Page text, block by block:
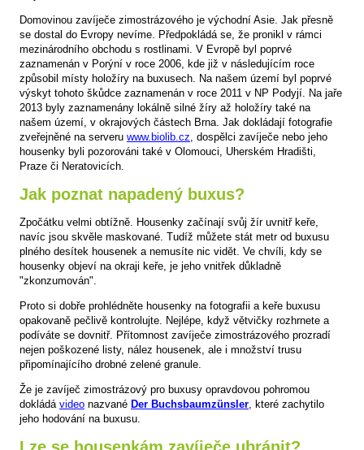
Domovinou zavíječe zimostrázového je východní Asie. Jak přesně
se dostal do Evropy nevíme. Předpokládá se, že pronikl v rámci
mezinárodního obchodu s rostlinami. V Evropě byl poprvé
zaznamenán v Porýní v roce 2006, kde již v následujícím roce
způsobil místy holožíry na buxusech. Na našem území byl poprvé
výskyt tohoto škůdce zaznamenán v roce 2011 v NP Podyjí. Na jaře
2013 byly zaznamenány lokálně silné žíry až holožíry také na
našem území, v okrajových částech Brna. Jak dokládají fotografie
zveřejněné na serveru www.biolib.cz, dospělci zavíječe nebo jeho
housenky byli pozorováni také v Olomouci, Uherském Hradišti,
Praze či Neratovicích.
Jak poznat napadený buxus?
Zpočátku velmi obtížně. Housenky začínají svůj žír uvnitř keře,
navíc jsou skvěle maskované. Tudíž můžete stát metr od buxusu
plného desítek housenek a nemusíte nic vidět. Ve chvíli, kdy se
housenky objeví na okraji keře, je jeho vnitřek důkladně
"zkonzumován".
Proto si dobře prohlédněte housenky na fotografii a keře buxusu
opakovaně pečlivě kontrolujte. Nejlépe, když větvičky rozhrnete a
podíváte se dovnitř. Přítomnost zavíječe zimostrázového prozradí
nejen poškozené listy, nález housenek, ale i množství trusu
připomínajícího drobné zelené granule.
Že je zavíječ zimostrázový pro buxusy opravdovou pohromou
dokládá video nazvané Der Buchsbaumzünsler , které zachytilo
jeho hodování na buxusu.